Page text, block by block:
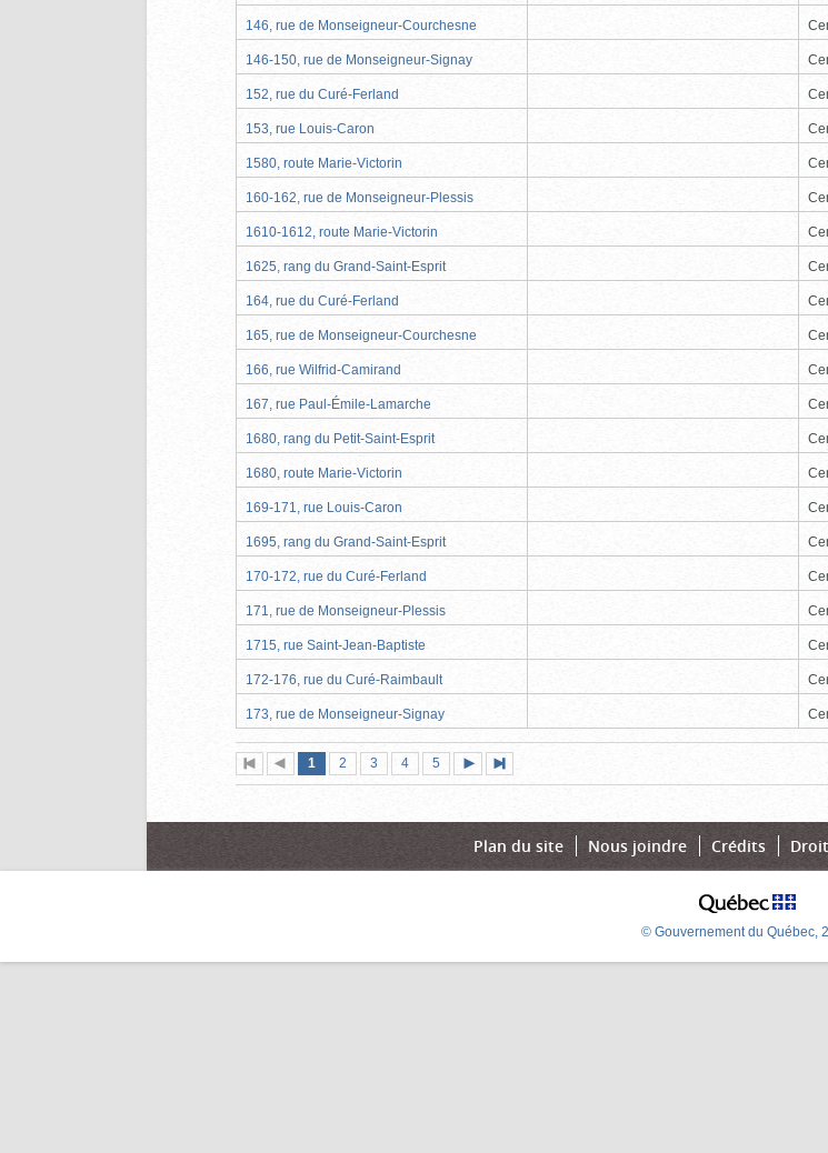
146, rue de Monseigneur-Courchesne
146-150, rue de Monseigneur-Signay
152, rue du Curé-Ferland
153, rue Louis-Caron
1580, route Marie-Victorin
160-162, rue de Monseigneur-Plessis
1610-1612, route Marie-Victorin
1625, rang du Grand-Saint-Esprit
164, rue du Curé-Ferland
165, rue de Monseigneur-Courchesne
166, rue Wilfrid-Camirand
167, rue Paul-Émile-Lamarche
1680, rang du Petit-Saint-Esprit
1680, route Marie-Victorin
169-171, rue Louis-Caron
1695, rang du Grand-Saint-Esprit
170-172, rue du Curé-Ferland
171, rue de Monseigneur-Plessis
1715, rue Saint-Jean-Baptiste
172-176, rue du Curé-Raimbault
173, rue de Monseigneur-Signay
Première
page
Page
précédente
Page
1 (page
actuelle)
Page
2 Page
3 Page
4 Page
5
suivante
page
Plan du site Nous joindre Crédits
© Gouvernement du Québec,